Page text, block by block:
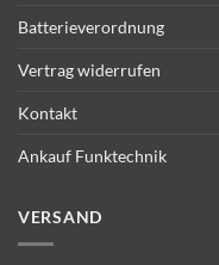
Batterieverordnung
Vertrag widerrufen
Kontakt
Ankauf Funktechnik
VERSAND